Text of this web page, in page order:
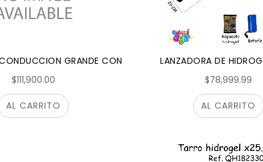
GRANDE CON LUCES Y SONIDO BJ023
$111,900.00
AL CARRITO
LANZADORA DE
$78,999.99
AL CARRITO